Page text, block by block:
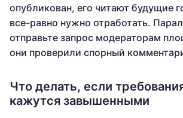
опубликован, его читают будущие
все-равно нужно отработать.
отправьте запрос модераторам
они проверили спорный
Что делать, если
кажутся завышенными